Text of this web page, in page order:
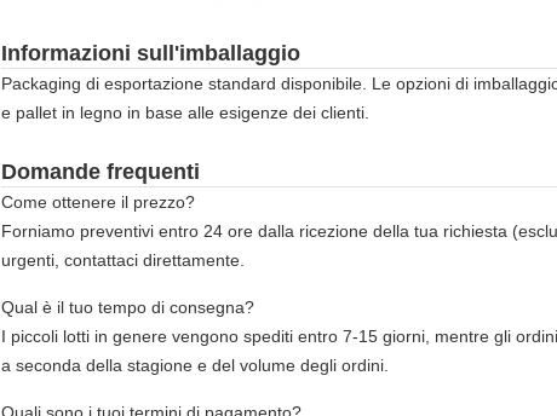
Informazioni sull'imballaggio
Packaging di esportazione standard disponibile. Le opzioni di
e pallet in legno in base alle esigenze dei clienti.
Domande frequenti
Come ottenere il prezzo?
Forniamo preventivi entro 24 ore dalla ricezione della tua richiesta
urgenti, contattaci direttamente.
Qual è il tuo tempo di consegna?
I piccoli lotti in genere vengono spediti entro 7-15 giorni, mentre gli
a seconda della stagione e del volume degli ordini.